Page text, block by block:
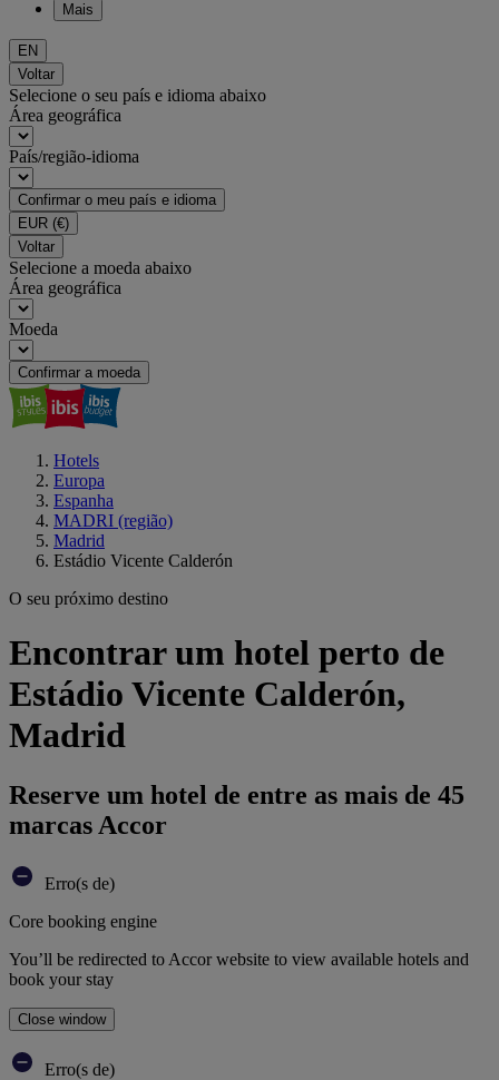
Mais
EN
Voltar
Selecione o seu país e idioma abaixo
Área geográfica
País/região-idioma
Confirmar o meu país e idioma
EUR (€)
Voltar
Selecione a moeda abaixo
Área geográfica
Moeda
Confirmar a moeda
Hotels
Europa
Espanha
MADRI (região)
Madrid
Estádio Vicente Calderón
O seu próximo destino
Encontrar um hotel perto de
Estádio Vicente Calderón,
Madrid
Reserve um hotel de entre as mais de 45
marcas Accor
Erro(s de)
Core booking engine
You’ll be redirected to Accor website to view available hotels and
book your stay
Close window
Erro(s de)